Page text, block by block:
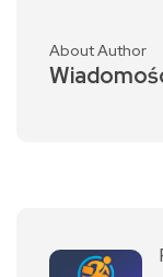
About Author